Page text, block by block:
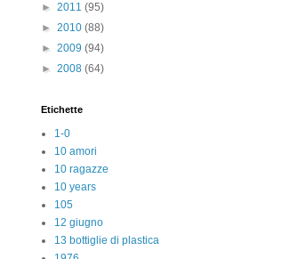
► 2011 (95)
► 2010 (88)
► 2009 (94)
► 2008 (64)
Etichette
1-0
10 amori
10 ragazze
10 years
105
12 giugno
13 bottiglie di plastica